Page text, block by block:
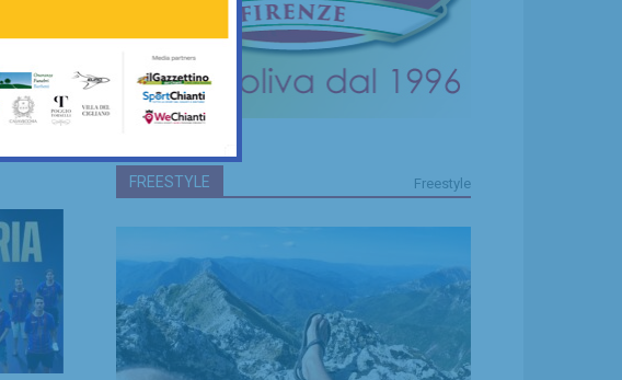
FREESTYLE Freestyle